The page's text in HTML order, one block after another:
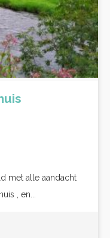
met alle aandacht
, en...